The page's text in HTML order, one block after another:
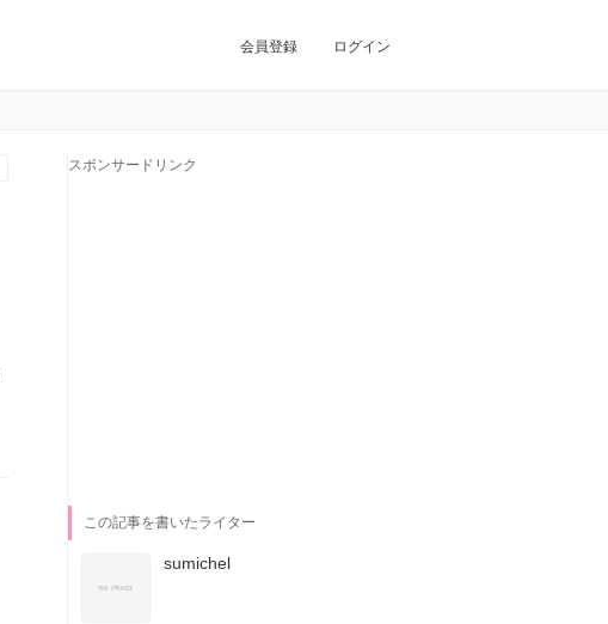
会員登録 ログイン
スポンサードリンク
この記事を書いたライター
sumichel